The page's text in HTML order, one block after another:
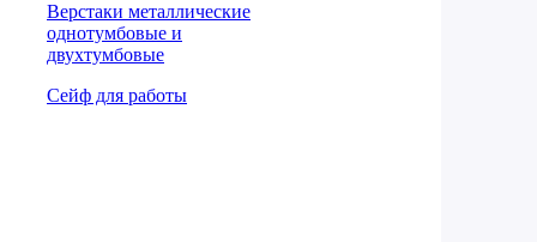
Верстаки металлические
однотумбовые и
двухтумбовые
Сейф для работы